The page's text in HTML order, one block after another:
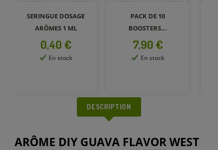
SERINGUE DOSAGE
ARÔMES 1 ML
Prix
0,40 €
En stock
PACK DE 10
BOOSTERS...
Prix
7,90 €
En stock
DESCRIPTION
ARÔME DIY GUAVA FLAVOR WEST